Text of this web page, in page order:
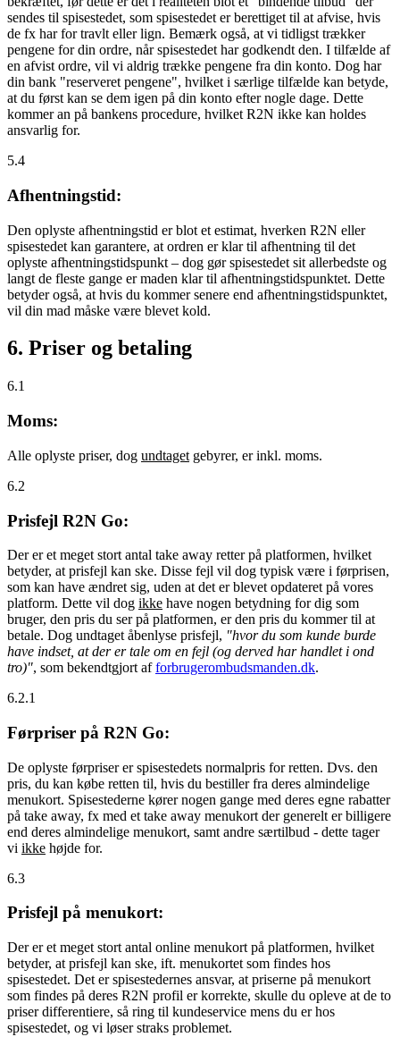
sendes til spisestedet, som spisestedet er berettiget til at afvise, hvis
de fx har for travlt eller lign. Bemærk også, at vi tidligst trækker
pengene for din ordre, når spisestedet har godkendt den. I tilfælde af
en afvist ordre, vil vi aldrig trække pengene fra din konto. Dog har
din bank "reserveret pengene", hvilket i særlige tilfælde kan betyde,
at du først kan se dem igen på din konto efter nogle dage. Dette
kommer an på bankens procedure, hvilket R2N ikke kan holdes
ansvarlig for.
5.4
Afhentningstid:
Den oplyste afhentningstid er blot et estimat, hverken R2N eller
spisestedet kan garantere, at ordren er klar til afhentning til det
oplyste afhentningstidspunkt – dog gør spisestedet sit allerbedste og
langt de fleste gange er maden klar til afhentningstidspunktet. Dette
betyder også, at hvis du kommer senere end afhentningstidspunktet,
vil din mad måske være blevet kold.
6. Priser og betaling
6.1
Moms:
Alle oplyste priser, dog undtaget gebyrer, er inkl. moms.
6.2
Prisfejl R2N Go:
Der er et meget stort antal take away retter på platformen, hvilket
betyder, at prisfejl kan ske. Disse fejl vil dog typisk være i førprisen,
som kan have ændret sig, uden at det er blevet opdateret på vores
platform. Dette vil dog ikke have nogen betydning for dig som
bruger, den pris du ser på platformen, er den pris du kommer til at
betale. Dog undtaget åbenlyse prisfejl, "hvor du som kunde burde
have indset, at der er tale om en fejl (og derved har handlet i ond
tro)", som bekendtgjort afforbrugerombudsmanden.dk.
6.2.1
Førpriser på R2N Go:
De oplyste førpriser er spisestedets normalpris for retten. Dvs. den
pris, du kan købe retten til, hvis du bestiller fra deres almindelige
menukort. Spisestederne kører nogen gange med deres egne rabatter
på take away, fx med et take away menukort der generelt er billigere
end deres almindelige menukort, samt andre særtilbud - dette tager
vi ikke højde for.
6.3
Prisfejl på menukort:
Der er et meget stort antal online menukort på platformen, hvilket
betyder, at prisfejl kan ske, ift. menukortet som findes hos
spisestedet. Det er spisestedernes ansvar, at priserne på menukort
som findes på deres R2N profil er korrekte, skulle du opleve at de to
priser differentiere, så ring til kundeservice mens du er hos
spisestedet, og vi løser straks problemet.